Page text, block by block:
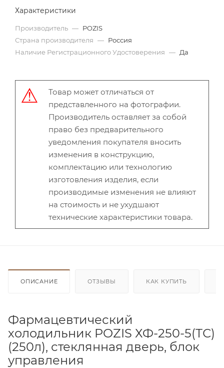
Характеристики
Производитель — POZIS
Страна производителя — Россия
Наличие Регистрационного Удостоверения — Да
Товар может отличаться от
представленного на фотографии.
Производитель оставляет за собой
право без предварительного
уведомления покупателя вносить
изменения в конструкцию,
комплектацию или технологию
изготовления изделия, если
производимые изменения не влияют
на стоимость и не ухудшают
технические характеристики товара.
ОПИСАНИЕ ОТЗЫВЫ КАК КУПИТЬ
Фармацевтический
холодильник POZIS ХФ-250-5(ТС)
(250л), стеклянная дверь, блок
управления